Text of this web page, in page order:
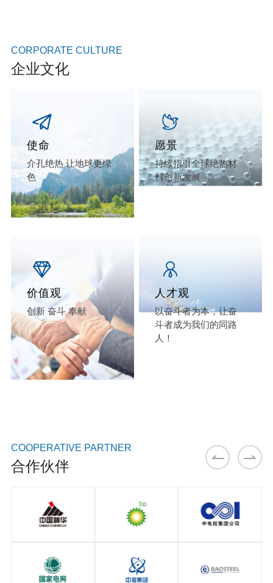
CORPORATE CULTURE
企业文化
使命
介孔绝热 让地球更绿
色
愿景
持续指引全球绝热材
料创新发展
价值观
创新 奋斗 奉献
人才观
以奋斗者为本，让奋
斗者成为我们的同路
人！
COOPERATIVE PARTNER
合作伙伴